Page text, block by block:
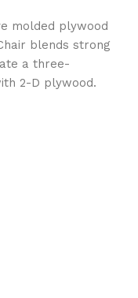
molded plywood
blends strong
a three-
2-D plywood.